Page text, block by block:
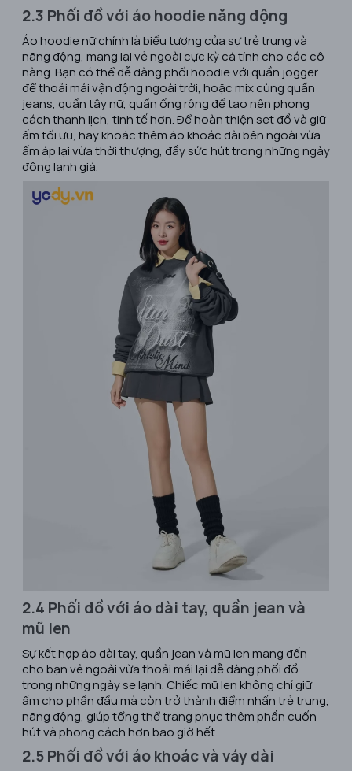
2.3 Phối đồ với áo hoodie năng động
Áo hoodie nữ chính là biểu tượng của sự trẻ trung và
năng động, mang lại vẻ ngoài cực kỳ cá tính cho các cô
nàng. Bạn có thể dễ dàng phối hoodie với quần jogger
để thoải mái vận động ngoài trời, hoặc mix cùng quần
jeans, quần tây nữ, quần ống rộng để tạo nên phong
cách thanh lịch, tinh tế hơn. Để hoàn thiện set đồ và giữ
ấm tối ưu, hãy khoác thêm áo khoác dài bên ngoài vừa
ấm áp lại vừa thời thượng, đầy sức hút trong những ngày
đông lạnh giá.
2.4 Phối đồ với áo dài tay, quần jean và
mũ len
Sự kết hợp áo dài tay, quần jean và mũ len mang đến
cho bạn vẻ ngoài vừa thoải mái lại dễ dàng phối đồ
trong những ngày se lạnh. Chiếc mũ len không chỉ giữ
ấm cho phần đầu mà còn trở thành điểm nhấn trẻ trung,
năng động, giúp tổng thể trang phục thêm phần cuốn
hút và phong cách hơn bao giờ hết.
2.5 Phối đồ với áo khoác và váy dài